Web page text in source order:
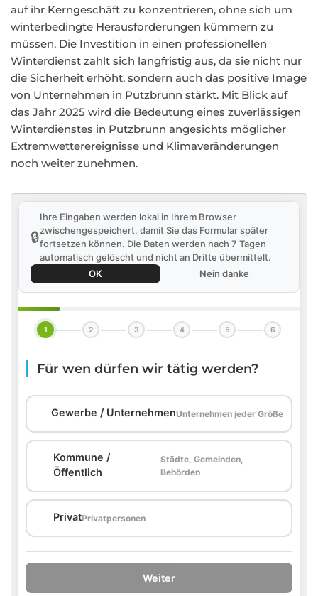
auf ihr Kerngeschäft zu konzentrieren, ohne sich um
winterbedingte Herausforderungen kümmern zu
müssen. Die Investition in einen professionellen
Winterdienst zahlt sich langfristig aus, da sie nicht nur
die Sicherheit erhöht, sondern auch das positive Image
von Unternehmen in Putzbrunn stärkt. Mit Blick auf
das Jahr 2025 wird die Bedeutung eines zuverlässigen
Winterdienstes in Putzbrunn angesichts möglicher
Extremwetterereignisse und Klimaveränderungen
noch weiter zunehmen.
🔒
Ihre Eingaben werden lokal in Ihrem Browser
zwischengespeichert, damit Sie das Formular später
fortsetzen können. Die Daten werden nach 7 Tagen
automatisch gelöscht und nicht an Dritte übermittelt.
OK
Nein danke
1 2 3 4 5 6
Für wen dürfen wir tätig werden?
Gewerbe / UnternehmenUnternehmen jeder Größe
Kommune /
Öffentlich
Städte, Gemeinden,
Behörden
PrivatPrivatpersonen
Weiter